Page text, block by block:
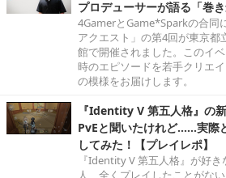
プロデューサーが語る「巻
4GamerとGame*Sparkの合同
アクエスト」の第4回が東京
館で開催されました。このイ
時のエピソードを若手クリエ
の模様をお届けします。
『Identity V 第五人格』の
PvEと聞いたけれど……実際
してみた！【プレイレポ】
『Identity V 第五人格』が好
人、全くプレイしたことがな